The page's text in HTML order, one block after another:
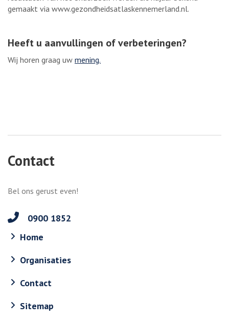
gemaakt via www.gezondheidsatlaskennemerland.nl.
Heeft u aanvullingen of verbeteringen?
Wij horen graag uw mening.
Contact
Bel ons gerust even!
0900 1852
Home
Organisaties
Contact
Sitemap